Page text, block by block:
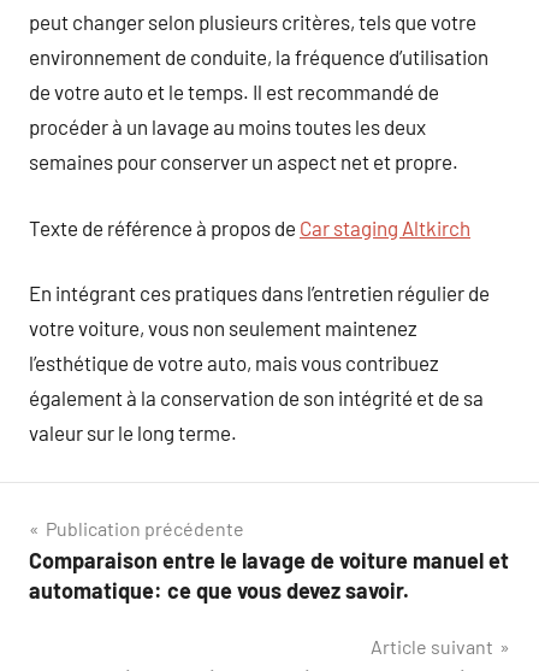
peut changer selon plusieurs critères, tels que votre
environnement de conduite, la fréquence d’utilisation
de votre auto et le temps. Il est recommandé de
procéder à un lavage au moins toutes les deux
semaines pour conserver un aspect net et propre.
Texte de référence à propos de Car staging Altkirch
En intégrant ces pratiques dans l’entretien régulier de
votre voiture, vous non seulement maintenez
l’esthétique de votre auto, mais vous contribuez
également à la conservation de son intégrité et de sa
valeur sur le long terme.
Navigation
de
Publication précédente
Comparaison entre le lavage de voiture manuel et
automatique: ce que vous devez savoir.
Article suivant